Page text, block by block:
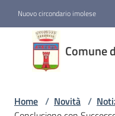
Nuovo circondario imolese
Comune
Comune di
Amministrazione
Home / Novità /